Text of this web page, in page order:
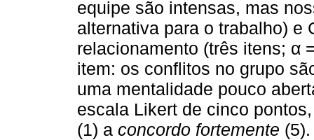
equipe são intensas, mas
alternativa para o trabalho) e
relacionamento (três itens; α
item: os conflitos no grupo
uma mentalidade pouco
escala Likert de cinco
(1) a concordo fortemente (5).